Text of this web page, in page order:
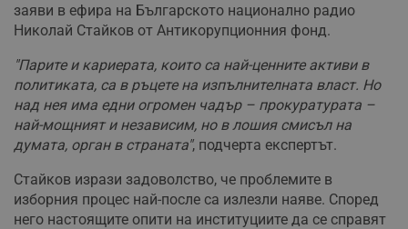
заяви в ефира на Българското национално радио
Николай Стайков от Антикорупционния фонд.
"Парите и кариерата, които са най-ценните активи в
политиката, са в ръцете на изпълнителната власт. Но
над нея има едни огромен чадър – прокуратурата –
най-мощният и независим, но в лошия смисъл на
думата, орган в страната", подчерта експертът.
Стайков изрази задоволство, че проблемите в
изборния процес най-после са излезли наяве. Според
него настоящите опити на институциите да се справят